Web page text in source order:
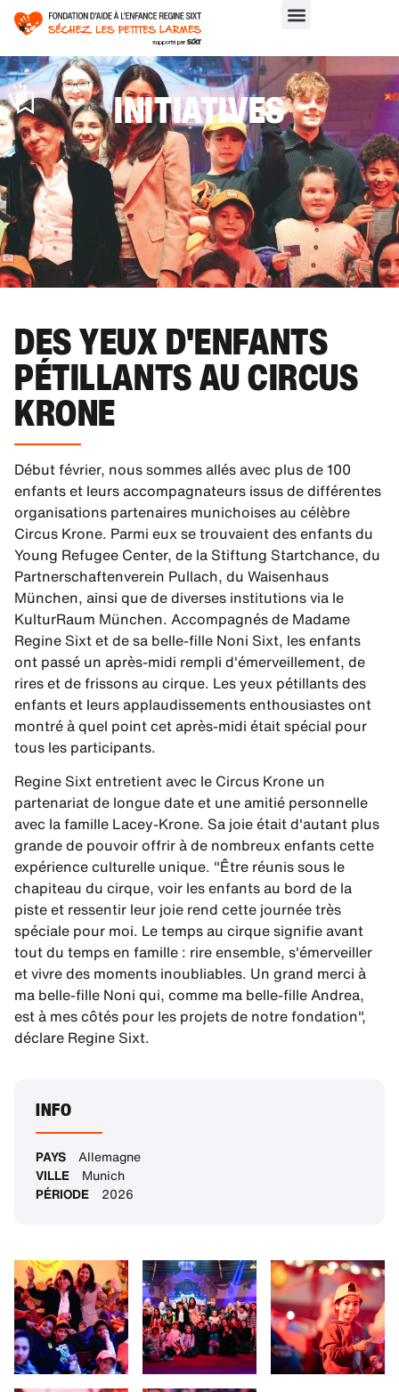
INITIATIVES >
DES YEUX D'ENFANTS
PÉTILLANTS AU CIRCUS
KRONE
Début février, nous sommes allés avec plus de 100
enfants et leurs accompagnateurs issus de différentes
organisations partenaires munichoises au célèbre
Circus Krone. Parmi eux se trouvaient des enfants du
Young Refugee Center, de la Stiftung Startchance, du
Partnerschaftenverein Pullach, du Waisenhaus
München, ainsi que de diverses institutions via le
KulturRaum München. Accompagnés de Madame
Regine Sixt et de sa belle-fille Noni Sixt, les enfants
ont passé un après-midi rempli d'émerveillement, de
rires et de frissons au cirque. Les yeux pétillants des
enfants et leurs applaudissements enthousiastes ont
montré à quel point cet après-midi était spécial pour
tous les participants.
Regine Sixt entretient avec le Circus Krone un
partenariat de longue date et une amitié personnelle
avec la famille Lacey-Krone. Sa joie était d'autant plus
grande de pouvoir offrir à de nombreux enfants cette
expérience culturelle unique. "Être réunis sous le
chapiteau du cirque, voir les enfants au bord de la
piste et ressentir leur joie rend cette journée très
spéciale pour moi. Le temps au cirque signifie avant
tout du temps en famille : rire ensemble, s'émerveiller
et vivre des moments inoubliables. Un grand merci à
ma belle-fille Noni qui, comme ma belle-fille Andrea,
est à mes côtés pour les projets de notre fondation",
déclare Regine Sixt.
INFO
PAYS Allemagne
VILLE Munich
PÉRIODE 2026